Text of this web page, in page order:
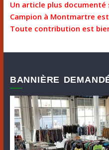
Un article plus documenté
Campion à Montmartre
Toute contribution est
BANNIÈRE